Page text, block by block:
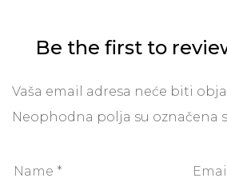
Be the first to
Vaša email adresa neće biti
Neophodna polja su označena